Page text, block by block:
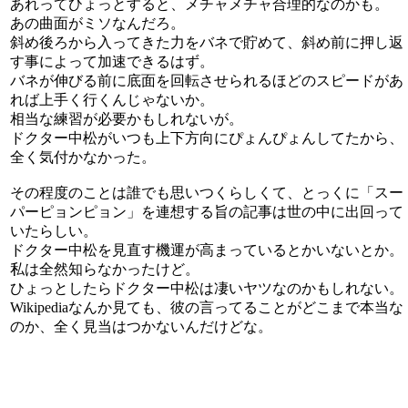
あれってひょっとすると、メチャメチャ合理的なのかも。
あの曲面がミソなんだろ。
斜め後ろから入ってきた力をバネで貯めて、斜め前に押し返
す事によって加速できるはず。
バネが伸びる前に底面を回転させられるほどのスピードがあ
れば上手く行くんじゃないか。
相当な練習が必要かもしれないが。
ドクター中松がいつも上下方向にぴょんぴょんしてたから、
全く気付かなかった。
その程度のことは誰でも思いつくらしくて、とっくに「スー
パーピョンピョン」を連想する旨の記事は世の中に出回って
いたらしい。
ドクター中松を見直す機運が高まっているとかいないとか。
私は全然知らなかったけど。
ひょっとしたらドクター中松は凄いヤツなのかもしれない。
Wikipediaなんか見ても、彼の言ってることがどこまで本当な
のか、全く見当はつかないんだけどな。